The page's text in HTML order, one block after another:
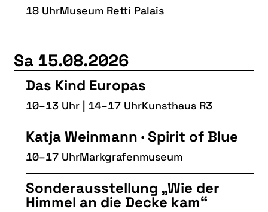
18 UhrMuseum Retti Palais
Sa 15.08.2026
Das Kind Europas
10–13 Uhr | 14–17 UhrKunsthaus R3
Katja Weinmann · Spirit of Blue
10–17 UhrMarkgrafenmuseum
Sonderausstellung „Wie der
Himmel an die Decke kam“